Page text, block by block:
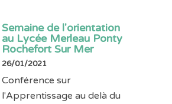
Semaine de l'orientation
au Lycée Merleau Ponty
Rochefort Sur Mer
26/01/2021
Conférence sur
l'Apprentissage au delà du